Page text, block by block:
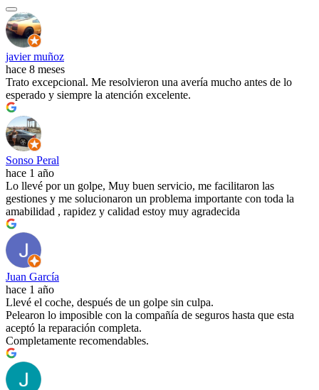
javier muñoz
hace 8 meses
Trato excepcional. Me resolvieron una avería mucho antes de lo
esperado y siempre la atención excelente.
Sonso Peral
hace 1 año
Lo llevé por un golpe, Muy buen servicio, me facilitaron las
gestiones y me solucionaron un problema importante con toda la
amabilidad , rapidez y calidad estoy muy agradecida
Juan García
hace 1 año
Llevé el coche, después de un golpe sin culpa.
Pelearon lo imposible con la compañía de seguros hasta que esta
aceptó la reparación completa.
Completamente recomendables.